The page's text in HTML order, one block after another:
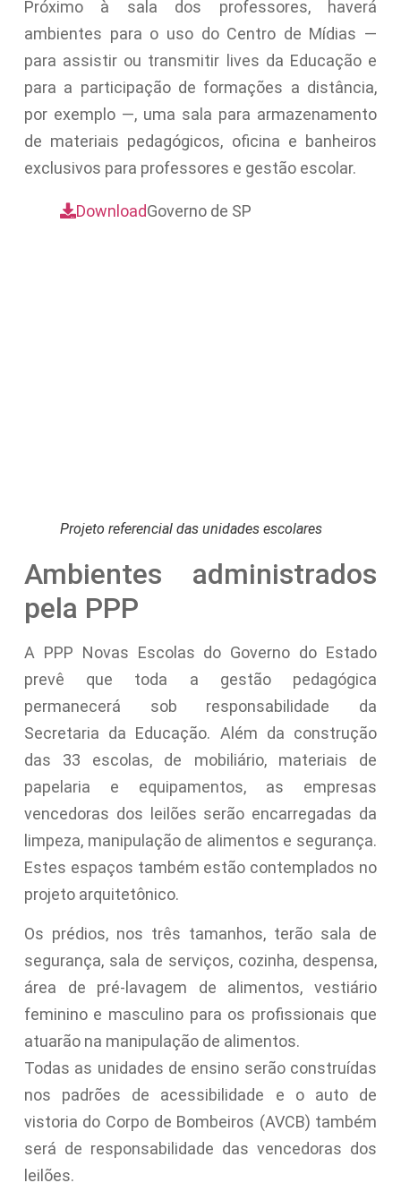
Próximo à sala dos professores, haverá
ambientes para o uso do Centro de Mídias —
para assistir ou transmitir lives da Educação e
para a participação de formações a distância,
por exemplo —, uma sala para armazenamento
de materiais pedagógicos, oficina e banheiros
exclusivos para professores e gestão escolar.
DownloadGoverno de SP
Projeto referencial das unidades escolares
Ambientes administrados
pela PPP
A PPP Novas Escolas do Governo do Estado
prevê que toda a gestão pedagógica
permanecerá sob responsabilidade da
Secretaria da Educação. Além da construção
das 33 escolas, de mobiliário, materiais de
papelaria e equipamentos, as empresas
vencedoras dos leilões serão encarregadas da
limpeza, manipulação de alimentos e segurança.
Estes espaços também estão contemplados no
projeto arquitetônico.
Os prédios, nos três tamanhos, terão sala de
segurança, sala de serviços, cozinha, despensa,
área de pré-lavagem de alimentos, vestiário
feminino e masculino para os profissionais que
atuarão na manipulação de alimentos.
Todas as unidades de ensino serão construídas
nos padrões de acessibilidade e o auto de
vistoria do Corpo de Bombeiros (AVCB) também
será de responsabilidade das vencedoras dos
leilões.